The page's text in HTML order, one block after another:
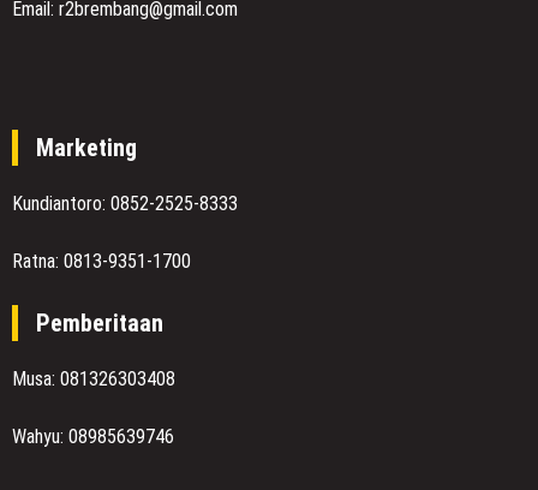
Email: r2brembang@gmail.com
Marketing
Kundiantoro: 0852-2525-8333
Ratna: 0813-9351-1700
Pemberitaan
Musa: 081326303408
Wahyu: 08985639746